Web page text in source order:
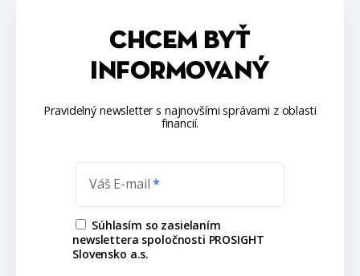
CHCEM BYŤ
INFORMOVANÝ
Pravidelný newsletter s najnovšími správami z oblasti
financií.
Váš E-mail
Súhlasím so zasielaním
newslettera spoločnosti PROSIGHT
Slovensko a.s.